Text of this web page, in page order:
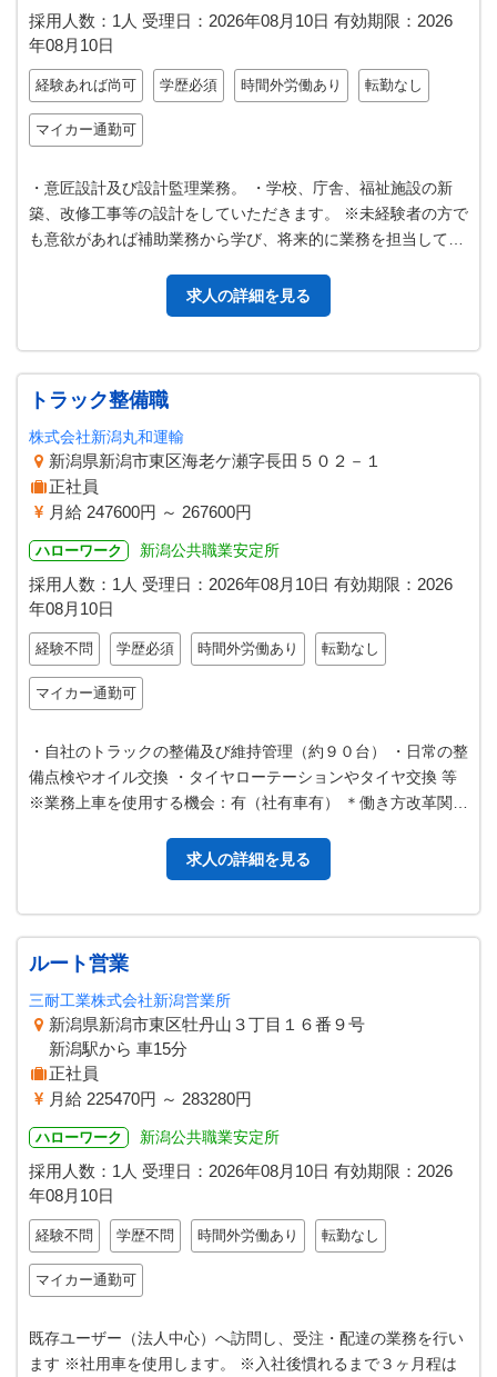
採用人数：1人 受理日： 2026年08月10日 有効期限： 2026
年08月10日
経験あれば尚可 学歴必須 時間外労働あり 転勤なし
マイカー通勤可
・意匠設計及び設計監理業務。 ・学校、庁舎、福祉施設の新
築、改修工事等の設計をしていただきます。 ※未経験者の方で
も意欲があれば補助業務から学び、将来的に業務を担当してい
求人の詳細を見る
トラック整備職
株式会社新潟丸和運輸
新潟県新潟市東区海老ケ瀬字長田５０２－１
正社員
月給 247600円 ～ 267600円
ハローワーク 新潟公共職業安定所
採用人数：1人 受理日： 2026年08月10日 有効期限： 2026
年08月10日
経験不問 学歴必須 時間外労働あり 転勤なし
マイカー通勤可
・自社のトラックの整備及び維持管理（約９０台） ・日常の整
備点検やオイル交換 ・タイヤローテーションやタイヤ交換 等
※業務上車を使用する機会：有（社有車有） ＊働き方改革関連
求人の詳細を見る
ルート営業
三耐工業株式会社新潟営業所
新潟県新潟市東区牡丹山３丁目１６番９号
新潟駅から 車15分
正社員
月給 225470円 ～ 283280円
ハローワーク 新潟公共職業安定所
採用人数：1人 受理日： 2026年08月10日 有効期限： 2026
年08月10日
経験不問 学歴不問 時間外労働あり 転勤なし
マイカー通勤可
既存ユーザー（法人中心）へ訪問し、受注・配達の業務を行い
ます ※社用車を使用します。 ※入社後慣れるまで３ヶ月程は